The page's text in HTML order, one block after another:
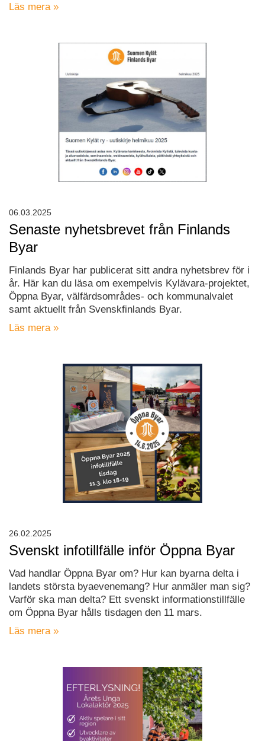
Läs mera »
Senaste nyhetsbrevet från Finlands
Byar
Finlands Byar har publicerat sitt andra nyhetsbrev för i
år. Här kan du läsa om exempelvis Kylävara-projektet,
Öppna Byar, välfärdsområdes- och kommunalvalet
samt aktuellt från Svenskfinlands Byar.
Läs mera »
06.03.2025
Svenskt infotillfälle inför Öppna Byar
Vad handlar Öppna Byar om? Hur kan byarna delta i
landets största byaevenemang? Hur anmäler man sig?
Varför ska man delta? Ett svenskt informationstillfälle
om Öppna Byar hålls tisdagen den 11 mars.
Läs mera »
26.02.2025